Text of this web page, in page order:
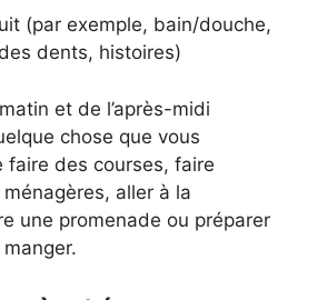
(par exemple, bain/douche,
dents, histoires)
et de l’après-midi
chose que vous
faire des courses, faire
aller à la
une promenade ou préparer